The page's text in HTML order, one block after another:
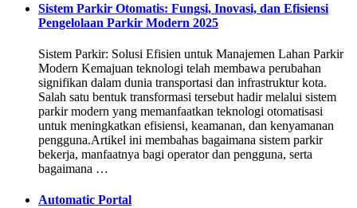
Sistem Parkir Otomatis: Fungsi, Inovasi, dan Efisiensi
Pengelolaan Parkir Modern 2025
Sistem Parkir: Solusi Efisien untuk Manajemen Lahan Parkir
Modern Kemajuan teknologi telah membawa perubahan
signifikan dalam dunia transportasi dan infrastruktur kota.
Salah satu bentuk transformasi tersebut hadir melalui sistem
parkir modern yang memanfaatkan teknologi otomatisasi
untuk meningkatkan efisiensi, keamanan, dan kenyamanan
pengguna.Artikel ini membahas bagaimana sistem parkir
bekerja, manfaatnya bagi operator dan pengguna, serta
bagaimana …
Automatic Portal